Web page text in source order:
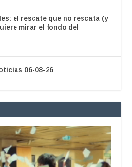
el rescate que no rescata (y
mirar el fondo del
06-08-26